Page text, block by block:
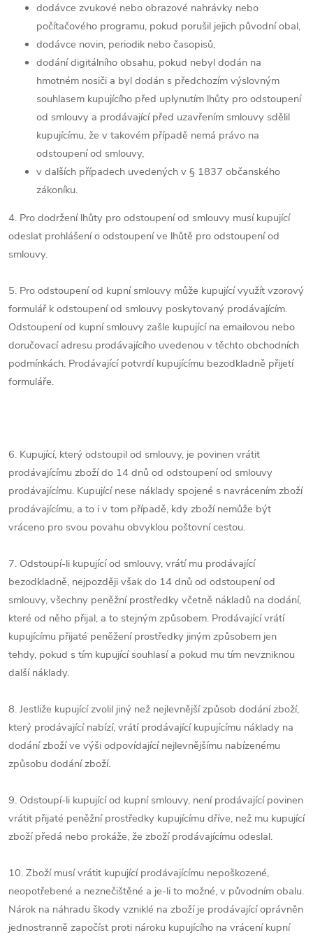
dodávce zvukové nebo obrazové nahrávky nebo
počítačového programu, pokud porušil jejich původní obal,
dodávce novin, periodik nebo časopisů,
dodání digitálního obsahu, pokud nebyl dodán na
hmotném nosiči a byl dodán s předchozím výslovným
souhlasem kupujícího před uplynutím lhůty pro odstoupení
od smlouvy a prodávající před uzavřením smlouvy sdělil
kupujícímu, že v takovém případě nemá právo na
odstoupení od smlouvy,
v dalších případech uvedených v § 1837 občanského
zákoníku.
4. Pro dodržení lhůty pro odstoupení od smlouvy musí kupující
odeslat prohlášení o odstoupení ve lhůtě pro odstoupení od
smlouvy.
5. Pro odstoupení od kupní smlouvy může kupující využít vzorový
formulář k odstoupení od smlouvy poskytovaný prodávajícím.
Odstoupení od kupní smlouvy zašle kupující na emailovou nebo
doručovací adresu prodávajícího uvedenou v těchto obchodních
podmínkách. Prodávající potvrdí kupujícímu bezodkladně přijetí
formuláře.
6. Kupující, který odstoupil od smlouvy, je povinen vrátit
prodávajícímu zboží do 14 dnů od odstoupení od smlouvy
prodávajícímu. Kupující nese náklady spojené s navrácením zboží
prodávajícímu, a to i v tom případě, kdy zboží nemůže být
vráceno pro svou povahu obvyklou poštovní cestou.
7. Odstoupí-li kupující od smlouvy, vrátí mu prodávající
bezodkladně, nejpozději však do 14 dnů od odstoupení od
smlouvy, všechny peněžní prostředky včetně nákladů na dodání,
které od něho přijal, a to stejným způsobem. Prodávající vrátí
kupujícímu přijaté peněžení prostředky jiným způsobem jen
tehdy, pokud s tím kupující souhlasí a pokud mu tím nevzniknou
další náklady.
8. Jestliže kupující zvolil jiný než nejlevnější způsob dodání zboží,
který prodávající nabízí, vrátí prodávající kupujícímu náklady na
dodání zboží ve výši odpovídající nejlevnějšímu nabízenému
způsobu dodání zboží.
9. Odstoupí-li kupující od kupní smlouvy, není prodávající povinen
vrátit přijaté peněžní prostředky kupujícímu dříve, než mu kupující
zboží předá nebo prokáže, že zboží prodávajícímu odeslal.
10. Zboží musí vrátit kupující prodávajícímu nepoškozené,
neopotřebené a neznečištěné a je-li to možné, v původním obalu.
Nárok na náhradu škody vzniklé na zboží je prodávající oprávněn
jednostranně započíst proti nároku kupujícího na vrácení kupní